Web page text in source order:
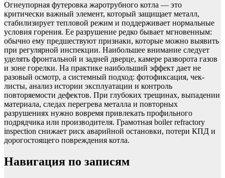
Огнеупорная футеровка жаротрубного котла — это
критически важный элемент, который защищает металл,
стабилизирует тепловой режим и поддерживает нормальные
условия горения. Ее разрушение редко бывает мгновенным:
обычно ему предшествуют признаки, которые можно выявить
при регулярной инспекции. Наибольшее внимание следует
уделять фронтальной и задней дверце, камере разворота газов
и зоне горелки. На практике наибольший эффект дает не
разовый осмотр, а системный подход: фотофиксация, чек-
листы, анализ истории эксплуатации и контроль
повторяемости дефектов. При глубоких трещинах, выпадении
материала, следах перегрева металла и повторных
разрушениях нужно вовремя привлекать профильного
подрядчика или производителя. Грамотная boiler refractory
inspection снижает риск аварийной остановки, потери КПД и
дорогостоящего повреждения котла.
Навигация по записям